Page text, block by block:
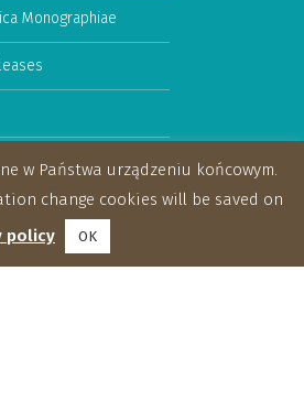
Monographiae
w Państwa urządzeniu końcowym.
change cookies will be saved on
policy OK